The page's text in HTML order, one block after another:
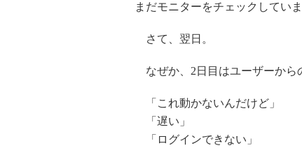
まだモニターをチェックしてい
さて、翌日。
なぜか、2日目はユーザーから
「これ動かないんだけど」
「遅い」
「ログインできない」